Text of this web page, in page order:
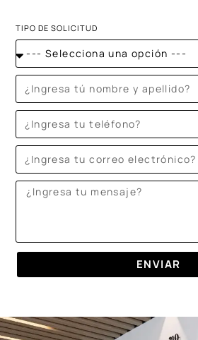
TIPO DE SOLICITUD
ENVIAR